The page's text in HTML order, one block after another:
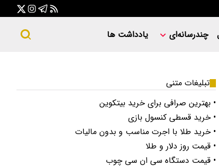
چندرسانه‌ای یادداشت ها
تبلیغات متنی
• بهترین صرافی برای خرید بیتکوین
• خرید قسطی کنسول بازی
• خرید طلا با اجرت مناسب و بدون مالیات
• قیمت روز دلار و طلا
• قیمت دستگاه سی ان سی چوب